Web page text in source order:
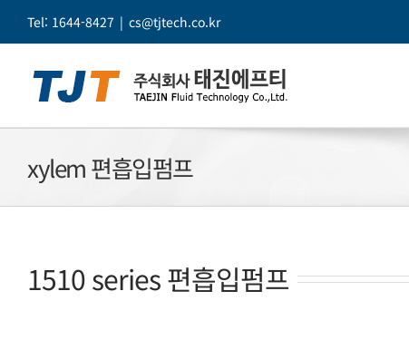
너
Tel: 1644-8427 | cs@tjtech.co.kr
xylem 편흡입펌프
1510 series 편흡입펌프